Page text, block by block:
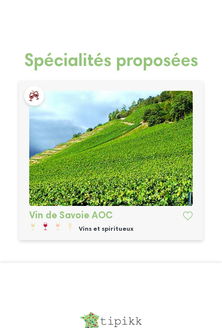
Spécialités proposées
Vin de Savoie AOC
Vins et spiritueux